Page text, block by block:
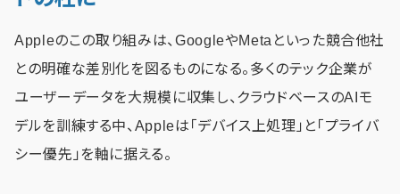
Appleのこの取り組みは、GoogleやMetaといった競合他社
との明確な差別化を図るものになる。多くのテック企業が
ユーザーデータを大規模に収集し、クラウドベースのAIモ
デルを訓練する中、Appleは「デバイス上処理」と「プライバ
シー優先」を軸に据える。